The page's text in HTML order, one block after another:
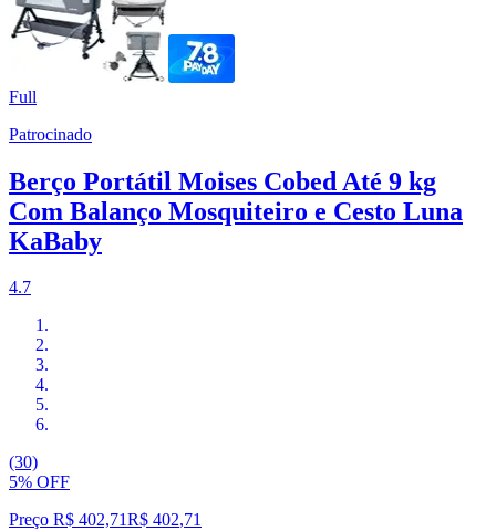
Full
Patrocinado
Berço Portátil Moises Cobed Até 9 kg
Com Balanço Mosquiteiro e Cesto Luna
KaBaby
4.7
(30)
5% OFF
Preço R$ 402,71R$ 402,71